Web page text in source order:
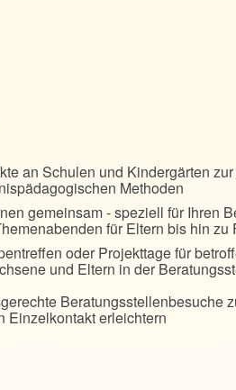
an Schulen und Kindergärten
Methoden
gemeinsam - speziell für Ihren
für Eltern bis hin
oder Projekttage für
und Eltern in der
Beratungsstellenbesuche
Einzelkontakt erleichtern